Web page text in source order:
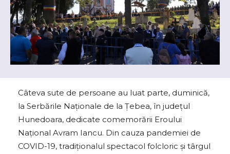
Câteva sute de persoane au luat parte, duminică,
la Serbările Naţionale de la Ţebea, în judeţul
Hunedoara, dedicate comemorării Eroului
Naţional Avram Iancu. Din cauza pandemiei de
COVID-19, tradiţionalul spectacol folcloric şi târgul